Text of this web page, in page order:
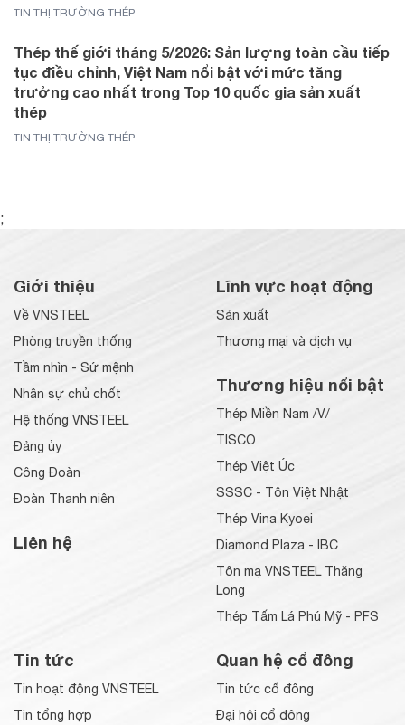
TIN THỊ TRƯỜNG THÉP
Thép thế giới tháng 5/2026: Sản lượng toàn cầu tiếp
tục điều chỉnh, Việt Nam nổi bật với mức tăng
trưởng cao nhất trong Top 10 quốc gia sản xuất
thép
TIN THỊ TRƯỜNG THÉP
;
Giới thiệu
Về VNSTEEL
Phòng truyền thống
Tầm nhìn - Sứ mệnh
Nhân sự chủ chốt
Hệ thống VNSTEEL
Đảng ủy
Công Đoàn
Đoàn Thanh niên
Liên hệ
Lĩnh vực hoạt động
Sản xuất
Thương mại và dịch vụ
Thương hiệu nổi bật
Thép Miền Nam /V/
TISCO
Thép Việt Úc
SSSC - Tôn Việt Nhật
Thép Vina Kyoei
Diamond Plaza - IBC
Tôn mạ VNSTEEL Thăng
Long
Thép Tấm Lá Phú Mỹ - PFS
Tin tức
Tin hoạt động VNSTEEL
Tin tổng hợp
Quan hệ cổ đông
Tin tức cổ đông
Đại hội cổ đông